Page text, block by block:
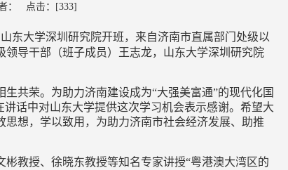
： 点击：[333]
东大学深圳研究院开班，来自济南市直属部门处级以
领导干部（班子成员）王志龙，山东大学深圳研究院
共荣。为助力济南建设成为“大强美富通”的现代化国
话中对山东大学提供这次学习机会表示感谢。希望大
想，学以致用，为助力济南市社会经济发展、助推
教授、徐晓东教授等知名专家讲授“粤港澳大湾区的